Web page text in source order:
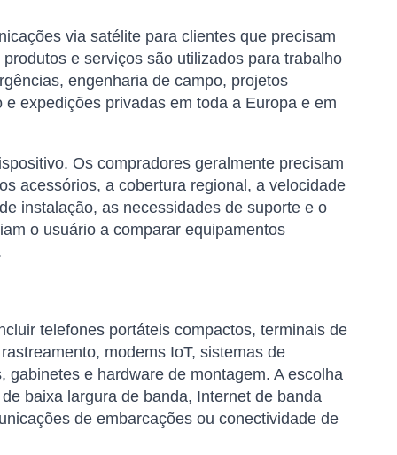
via satélite para clientes que precisam
e serviços são utilizados para trabalho
engenharia de campo, projetos
expedições privadas em toda a Europa e em
Os compradores geralmente precisam
acessórios, a cobertura regional, a velocidade
instalação, as necessidades de suporte e o
o usuário a comparar equipamentos
telefones portáteis compactos, terminais de
modems IoT, sistemas de
e hardware de montagem. A escolha
baixa largura de banda, Internet de banda
de embarcações ou conectividade de